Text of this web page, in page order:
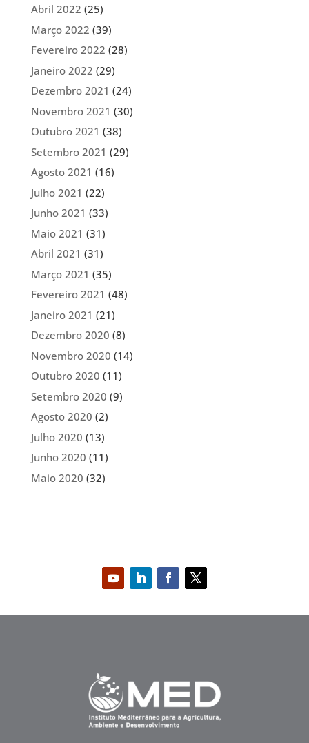
Abril 2022 (25)
Março 2022 (39)
Fevereiro 2022 (28)
Janeiro 2022 (29)
Dezembro 2021 (24)
Novembro 2021 (30)
Outubro 2021 (38)
Setembro 2021 (29)
Agosto 2021 (16)
Julho 2021 (22)
Junho 2021 (33)
Maio 2021 (31)
Abril 2021 (31)
Março 2021 (35)
Fevereiro 2021 (48)
Janeiro 2021 (21)
Dezembro 2020 (8)
Novembro 2020 (14)
Outubro 2020 (11)
Setembro 2020 (9)
Agosto 2020 (2)
Julho 2020 (13)
Junho 2020 (11)
Maio 2020 (32)